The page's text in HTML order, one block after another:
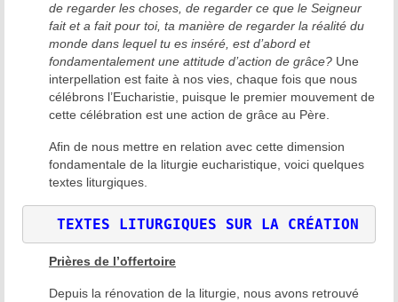
de regarder les choses, de regarder ce que le Seigneur
fait et a fait pour toi, ta manière de regarder la réalité du
monde dans lequel tu es inséré, est d’abord et
fondamentalement une attitude d’action de grâce? Une
interpellation est faite à nos vies, chaque fois que nous
célébrons l’Eucharistie, puisque le premier mouvement de
cette célébration est une action de grâce au Père.
Afin de nous mettre en relation avec cette dimension
fondamentale de la liturgie eucharistique, voici quelques
textes liturgiques.
TEXTES LITURGIQUES SUR LA CRÉATION
Prières de l’offertoire
Depuis la rénovation de la liturgie, nous avons retrouvé